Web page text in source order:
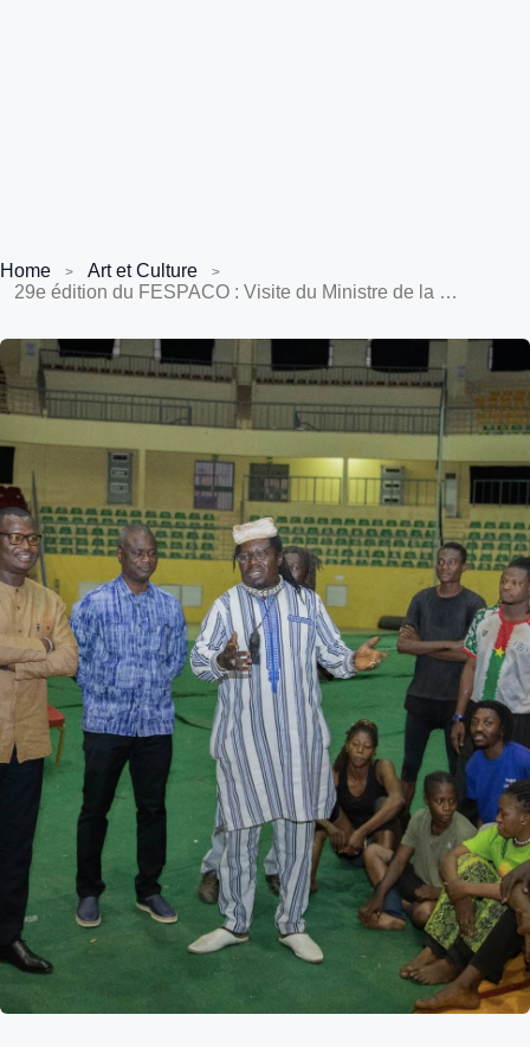
Home
Art et Culture
29e édition du FESPACO : Visite du Ministre de la Communication aux chorégraphes